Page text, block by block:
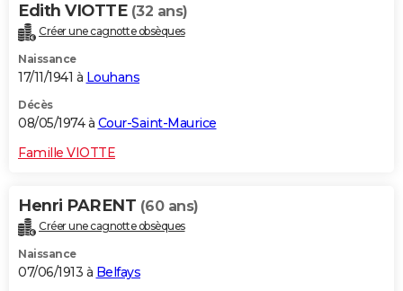
Edith VIOTTE (32 ans)
Créer une cagnotte obsèques
Naissance
17/11/1941 à Louhans
Décès
08/05/1974 à Cour-Saint-Maurice
Famille VIOTTE
Henri PARENT (60 ans)
Créer une cagnotte obsèques
Naissance
07/06/1913 à Belfays